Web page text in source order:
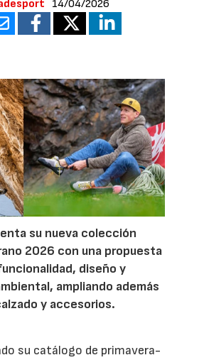
14/04/2026
su nueva colección
2026 con una propuesta
diseño y
ampliando además
y accesorios.
su catálogo de primavera-